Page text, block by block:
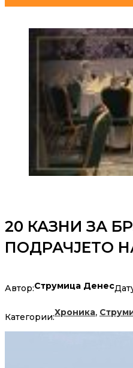
20 КАЗНИ ЗА
ПОДРАЧЈЕТО
Автор:Струмица Денес
Категории:Хроника,